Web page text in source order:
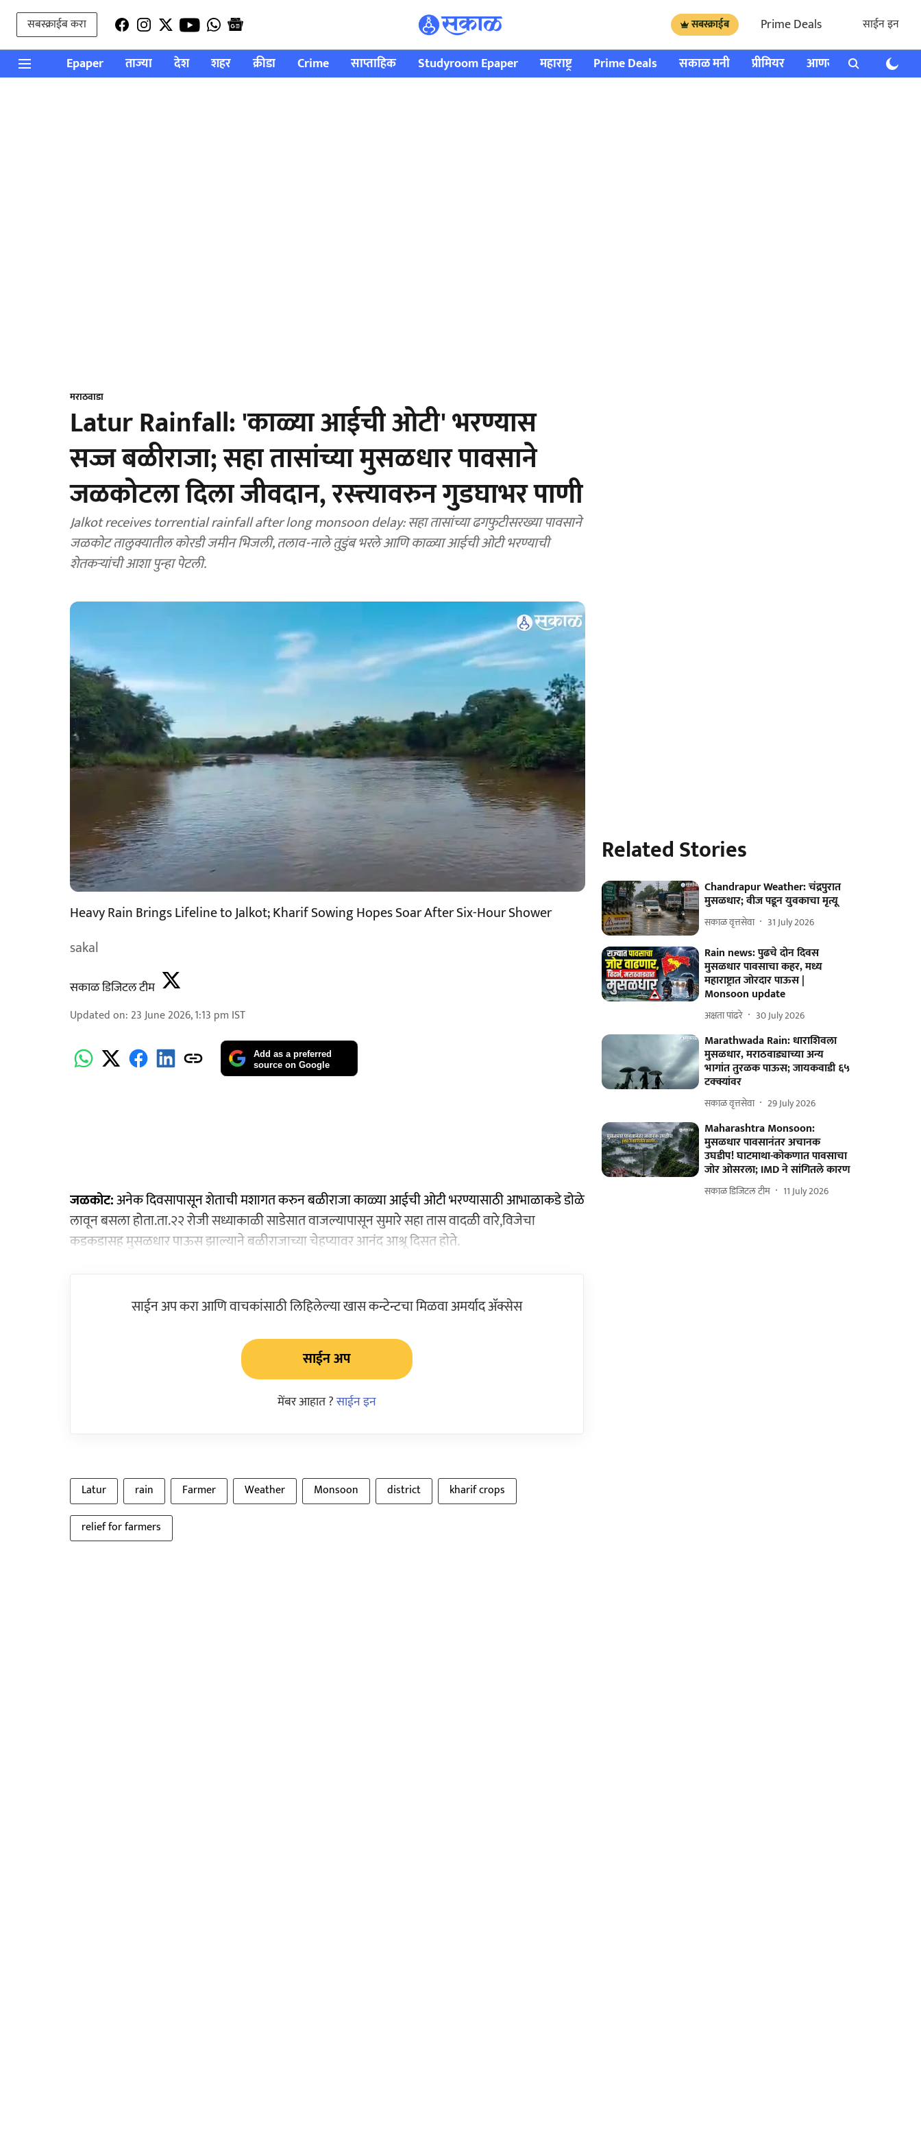
सबस्क्राईब करा सबस्क्राईब Prime Deals साईन इन
Epaper ताज्या देश शहर क्रीडा Crime साप्ताहिक Studyroom Epaper महाराष्ट्र Prime Deals सकाळ मनी प्रीमियर आणखी राशी भविष्य
मराठवाडा
Latur Rainfall: 'काळ्या आईची ओटी' भरण्यास
सज्ज बळीराजा; सहा तासांच्या मुसळधार पावसाने
जळकोटला दिला जीवदान, रस्त्त्यावरुन गुडघाभर पाणी
Jalkot receives torrential rainfall after long monsoon delay: सहा तासांच्या ढगफुटीसरख्या पावसाने
जळकोट तालुक्यातील कोरडी जमीन भिजली, तलाव-नाले तुडुंब भरले आणि काळ्या आईची ओटी भरण्याची
शेतकऱ्यांची आशा पुन्हा पेटली.
Heavy Rain Brings Lifeline to Jalkot; Kharif Sowing Hopes Soar After Six-Hour Shower
sakal
सकाळ डिजिटल टीम
Updated on: 23 June 2026, 1:13 pm IST
Add as a preferred
source on Google
जळकोट:अनेक दिवसापासून शेताची मशागत करुन बळीराजा काळ्या आईची ओटी भरण्यासाठी आभाळाकडे डोळे
लावून बसला होता.ता.२२ रोजी सध्याकाळी साडेसात वाजल्यापासून सुमारे सहा तास वादळी वारे,विजेचा
कडकडासह मुसळधार पाऊस झाल्याने बळीराजाच्या चेहप्यावर आनंद आश्रू दिसत होते.
साईन अप करा आणि वाचकांसाठी लिहिलेल्या खास कन्टेन्टचा मिळवा अमर्याद ॲक्सेस
साईन अप
मेंबर आहात ?साईन इन
Latur rain Farmer Weather Monsoon district
kharif crops
relief for farmers
Related Stories
Chandrapur Weather: चंद्रपुरात
मुसळधार; वीज पडून युवकाचा मृत्यू
सकाळ वृत्तसेवा 31 July 2026
Rain news: पुढचे दोन दिवस
मुसळधार पावसाचा कहर, मध्य
महाराष्ट्रात जोरदार पाऊस |
Monsoon update
अक्षता पांढरे 30 July 2026
Marathwada Rain: धाराशिवला
मुसळधार, मराठवाड्याच्या अन्य
भागांत तुरळक पाऊस; जायकवाडी ६५
टक्क्यांवर
सकाळ वृत्तसेवा 29 July 2026
Maharashtra Monsoon:
मुसळधार पावसानंतर अचानक
उघडीप! घाटमाथा-कोकणात पावसाचा
जोर ओसरला; IMD ने सांगितले कारण
सकाळ डिजिटल टीम 11 July 2026